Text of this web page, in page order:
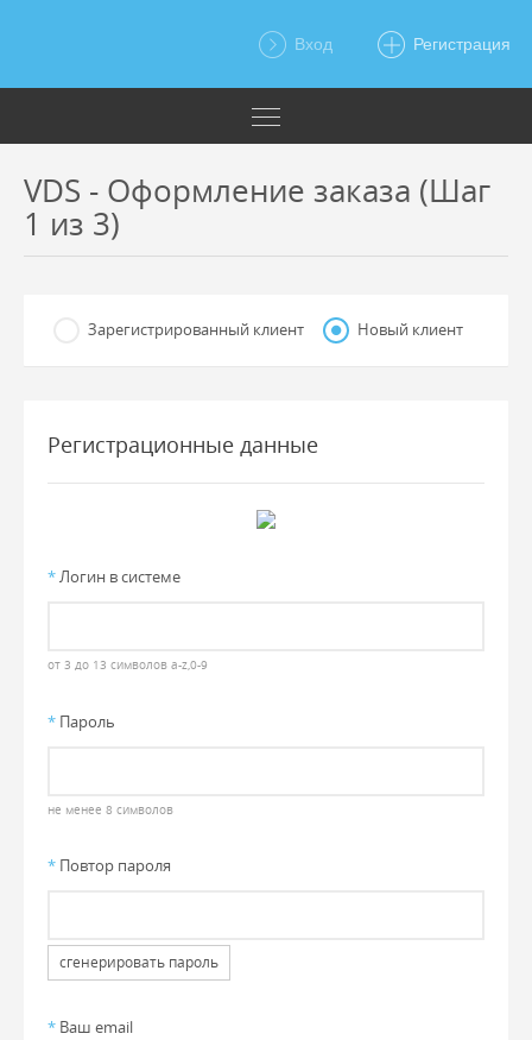
Вход Регистрация
VDS - Оформление заказа (Шаг
1 из 3)
Зарегистрированный клиент Новый клиент
Регистрационные данные
*Логин в системе
от 3 до 13 символов a-z,0-9
* Пароль
не менее 8 символов
* Повтор пароля
сгенерировать пароль
* Ваш email